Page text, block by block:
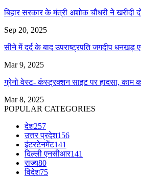
बिहार सरकार के मंत्री अशोक चौधरी ने खरीदी
Sep 20, 2025
सीने में दर्द के बाद उपराष्ट्रपति जगदीप धनखड़
Mar 9, 2025
ग्रेनो वेस्ट- कंस्ट्रक्शन साइट पर हादसा,
Mar 8, 2025
POPULAR CATEGORIES
देश257
उत्तर प्रदेश156
इंटरटेनमेंट141
दिल्ली एनसीआर141
राज्य80
विदेश75